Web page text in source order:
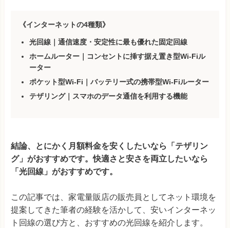
《インターネットの4種類》
光回線｜通信速度・安定性に最も優れた固定回線
ホームルーター｜コンセントに挿す据え置き型Wi-Fiル
ーター
ポケット型Wi-Fi｜バッテリー式の携帯型Wi-Fiルーター
テザリング｜スマホのデータ通信を利用する機能
結論、とにかく月額料金を安くしたいなら「テザリン
グ」がおすすめです。快適さと安さを両立したいなら
「光回線」がおすすめです。
この記事では、家電量販店の販売員としてネット環境を
提案してきた筆者の経験を活かして、安いインターネッ
ト回線の選び方と、おすすめの光回線を紹介します。